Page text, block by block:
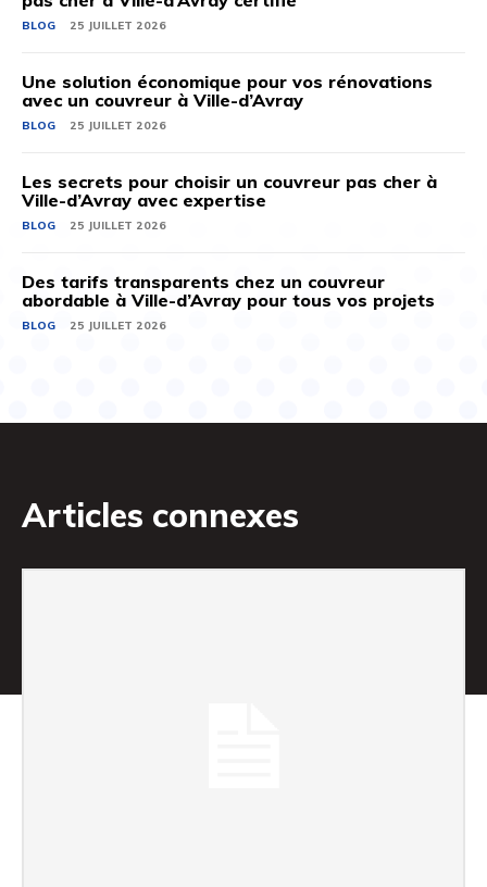
BLOG 25 JUILLET 2026
Une solution économique pour vos rénovations
avec un couvreur à Ville-d’Avray
BLOG 25 JUILLET 2026
Les secrets pour choisir un couvreur pas cher à
Ville-d’Avray avec expertise
BLOG 25 JUILLET 2026
Des tarifs transparents chez un couvreur
abordable à Ville-d’Avray pour tous vos projets
BLOG 25 JUILLET 2026
Articles connexes